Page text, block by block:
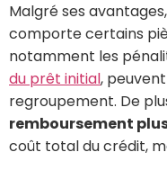
Malgré ses
comporte certains
notamment les
du prêt initial,
regroupement. De
remboursement
coût total du crédit,